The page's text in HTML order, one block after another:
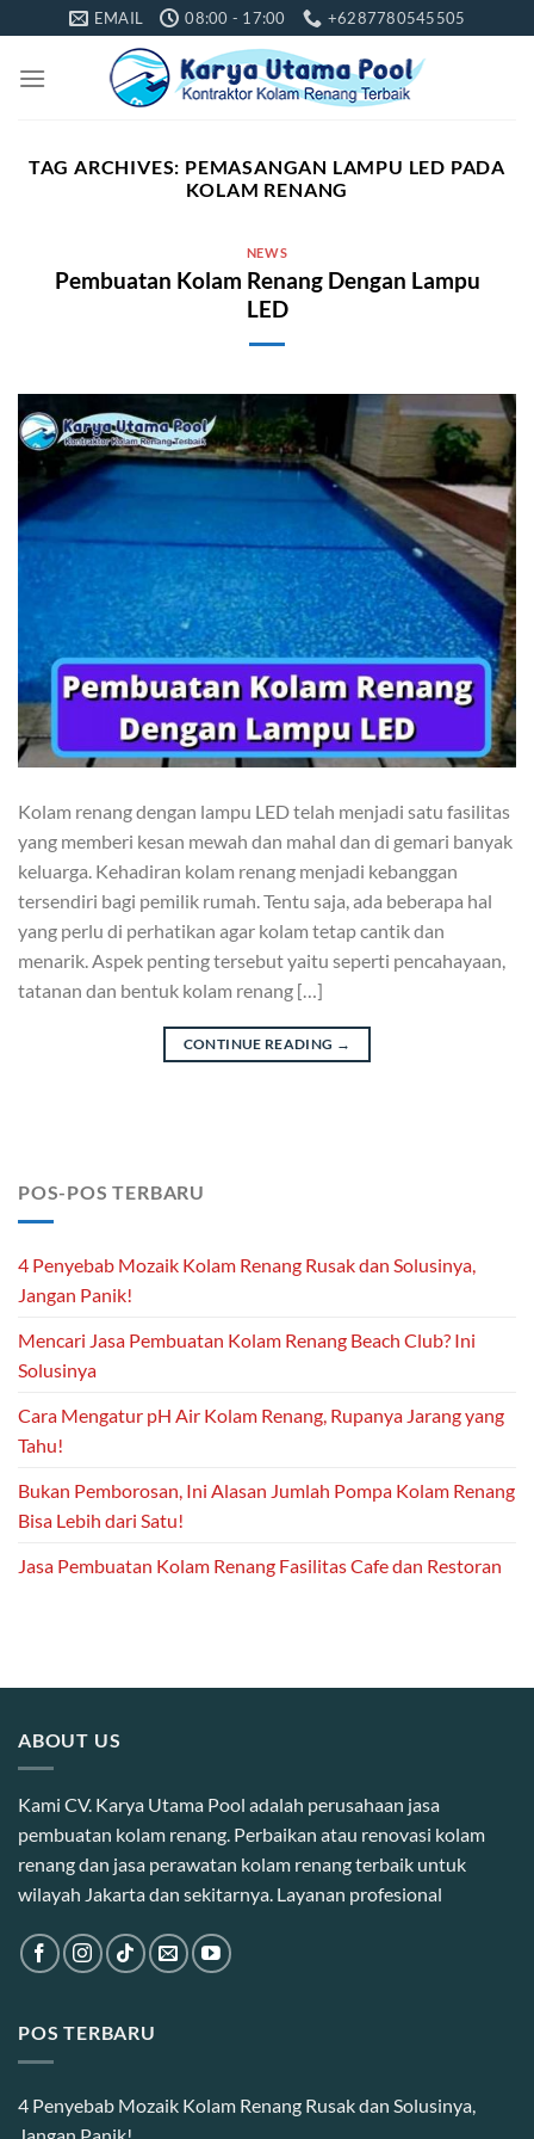
to
content
EMAIL 08:00 - 17:00 +6287780545505
TAG ARCHIVES: PEMASANGAN LAMPU LED PADA
KOLAM RENANG
NEWS
Pembuatan Kolam Renang Dengan Lampu
LED
Kolam renang dengan lampu LED telah menjadi satu fasilitas
yang memberi kesan mewah dan mahal dan di gemari banyak
keluarga. Kehadiran kolam renang menjadi kebanggan
tersendiri bagi pemilik rumah. Tentu saja, ada beberapa hal
yang perlu di perhatikan agar kolam tetap cantik dan
menarik. Aspek penting tersebut yaitu seperti pencahayaan,
tatanan dan bentuk kolam renang […]
CONTINUE READING →
POS-POS TERBARU
4 Penyebab Mozaik Kolam Renang Rusak dan Solusinya,
Jangan Panik!
Mencari Jasa Pembuatan Kolam Renang Beach Club? Ini
Solusinya
Cara Mengatur pH Air Kolam Renang, Rupanya Jarang yang
Tahu!
Bukan Pemborosan, Ini Alasan Jumlah Pompa Kolam Renang
Bisa Lebih dari Satu!
Jasa Pembuatan Kolam Renang Fasilitas Cafe dan Restoran
ABOUT US
Kami CV. Karya Utama Pool adalah perusahaan jasa
pembuatan kolam renang. Perbaikan atau renovasi kolam
renang dan jasa perawatan kolam renang terbaik untuk
wilayah Jakarta dan sekitarnya. Layanan profesional
POS TERBARU
4 Penyebab Mozaik Kolam Renang Rusak dan Solusinya,